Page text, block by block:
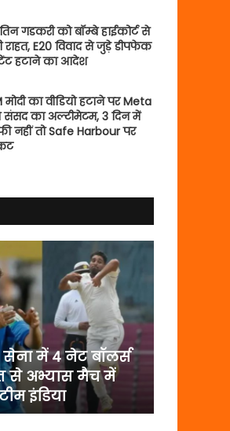
गडकरी को बॉम्बे हाईकोर्ट से
राहत, E20 विवाद से जुड़े डीपफेक
हटाने का आदेश
मोदी का वीडियो हटाने पर Meta
संसद का अल्टीमेटम, 3 दिन में
नहीं तो Safe Harbour पर
में 4 नेट बॉलर्स
से अभ्यास मैच में
इंडिया